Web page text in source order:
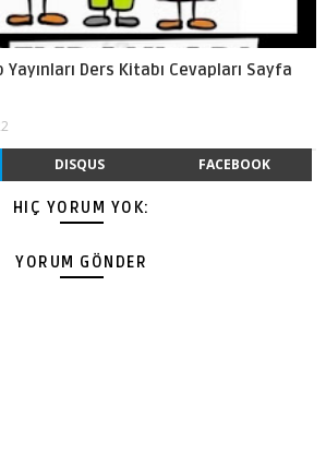
Ders Kitabı Cevapları Sayfa
DISQUS FACEBOOK
HIÇ YORUM YOK:
YORUM GÖNDER